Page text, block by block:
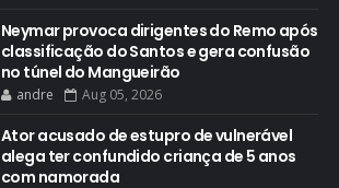
Neymar provoca dirigentes do Remo após
classificação do Santos e gera confusão
no túnel do Mangueirão
andre Aug 05, 2026
Ator acusado de estupro de vulnerável
alega ter confundido criança de 5 anos
com namorada